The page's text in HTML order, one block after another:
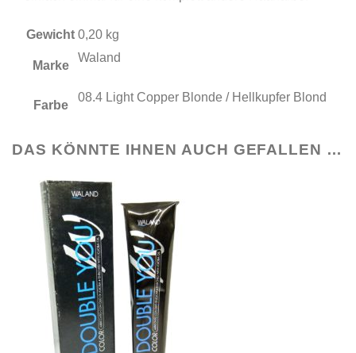
Gewicht 0,20 kg
Marke
Waland
Farbe
08.4 Light Copper Blonde / Hellkupfer Blond
DAS KÖNNTE IHNEN AUCH GEFALLEN …